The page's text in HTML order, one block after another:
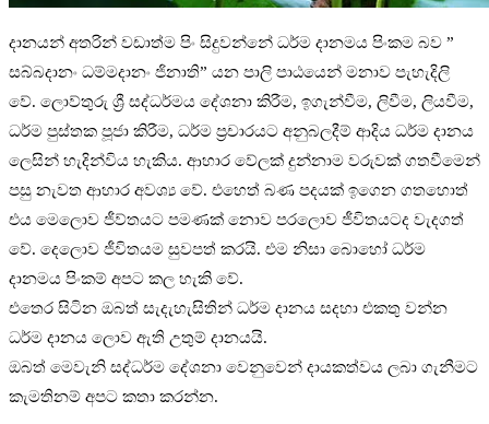
දානයන් අතරින් වඩාත්ම පිං සිදුවන්නේ ධර්ම දානමය පිංකම බව ”
සබ්බදානං ධම්මදානං ජිනාති” යන පාලි පාඨයෙන් මනාව පැහැදිලි
වේ. ලොව්තුරු ශ්‍රී සද්ධර්මය දේශනා කිරීම, ඉගැන්වීම, ලිවීම, ලියවීම,
ධර්ම පුස්තක පූජා කිරීම, ධර්ම ප්‍රචාරයට අනුබලදීම් ආදිය ධර්ම දානය
ලෙසින් හැදින්විය හැකිය. ආහාර වේලක් දුන්නාම වරුවක් ගතවීමෙන්
පසු නැවත ආහාර අවශ්‍ය වේ. එහෙත් බණ පදයක් ඉගෙන ගතහොත්
එය මෙලොව ජීව්තයට පමණක් නොව පරලොව ජීවිතයටද වැදගත්
වේ. දෙලොව ජීවිතයම සුවපත් කරයි. එම නිසා බොහෝ ධර්ම
දානමය පිංකම් අපට කල හැකි වේ.
එතෙර සිටින ඔබත් සැදැහැසිතින් ධර්ම දානය සදහා එකතු වන්න
ධර්ම දානය ලොව ඇති උතුම් දානයයි.
ඔබත් මෙවැනි සද්ධර්ම දේශනා වෙනුවෙන් දායකත්වය ලබා ගැනීමට
කැමතිනම් අපට කතා කරන්න.